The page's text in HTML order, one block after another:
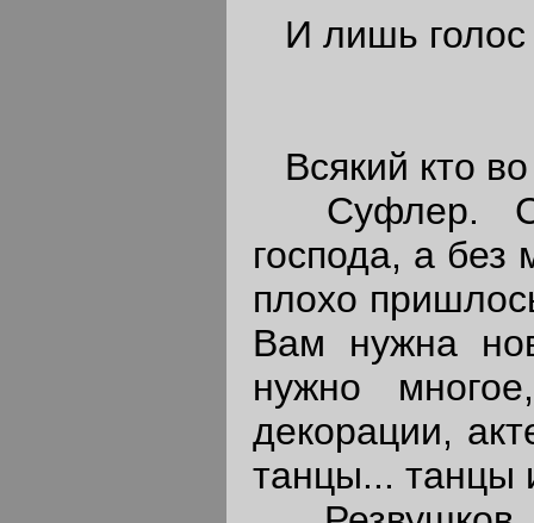
И лишь голос
Всякий кто во
Суфлер.
господа, а
плохо
Вам нужна
нужно
декорации,
танцы... танцы